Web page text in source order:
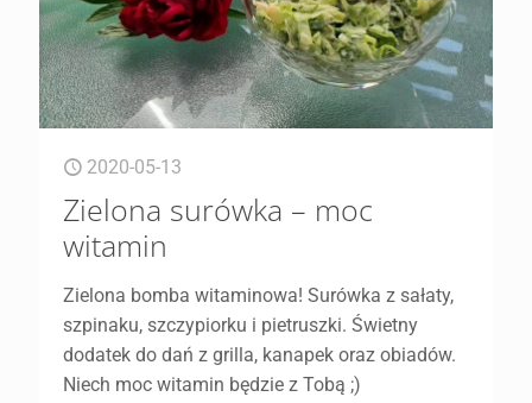
2020-05-13
Zielona surówka – moc
witamin
Zielona bomba witaminowa! Surówka z sałaty,
szpinaku, szczypiorku i pietruszki. Świetny
dodatek do dań z grilla, kanapek oraz obiadów.
Niech moc witamin będzie z Tobą ;)